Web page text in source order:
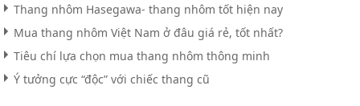
Thang nhôm Hasegawa- thang nhôm tốt hiện nay
Mua thang nhôm Việt Nam ở đâu giá rẻ, tốt nhất?
Tiêu chí lựa chọn mua thang nhôm thông minh
Ý tưởng cực “độc” với chiếc thang cũ